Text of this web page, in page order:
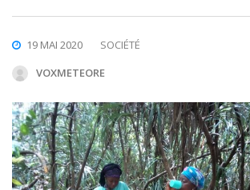
19 MAI 2020
SOCIÉTÉ
VOXMETEORE